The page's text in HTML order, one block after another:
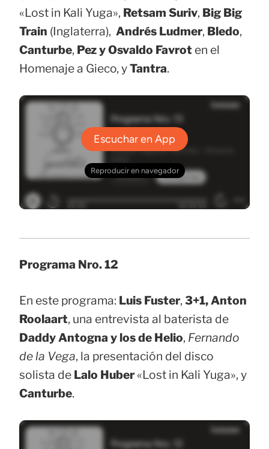
«Lost in Kali Yuga», Retsam Suriv, Big Big
Train (Inglaterra), Andrés Ludmer, Bledo,
Canturbe, Pez y Osvaldo Favrot en el
Homenaje a Gieco, yTantra.
Programa Nro. 12
En este programa: Luis Fuster, 3+1,Anton
Roolaart, una entrevista al baterista de
Daddy Antogna y los de Helio, Fernando
de la Vega, la presentación del disco
solista de Lalo Huber «Lost in Kali Yuga», y
Canturbe.